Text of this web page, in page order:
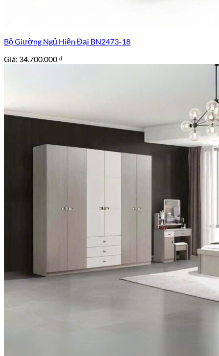
Bộ Giường Ngủ Hiện Đại BN2473-18
Giá: 34.700.000 ₫